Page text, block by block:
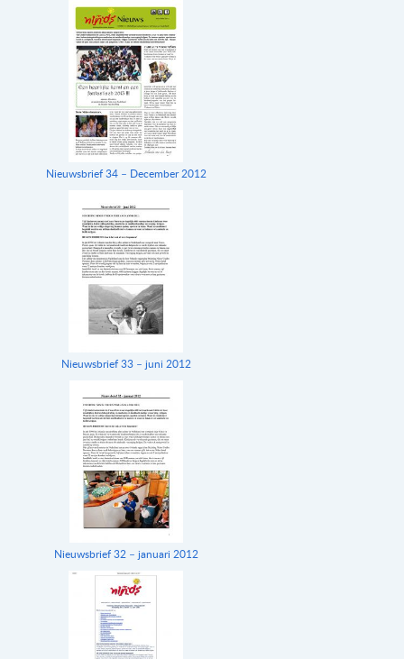
Nieuwsbrief 34 – December 2012
Nieuwsbrief 33 – juni 2012
Nieuwsbrief 32 – januari 2012